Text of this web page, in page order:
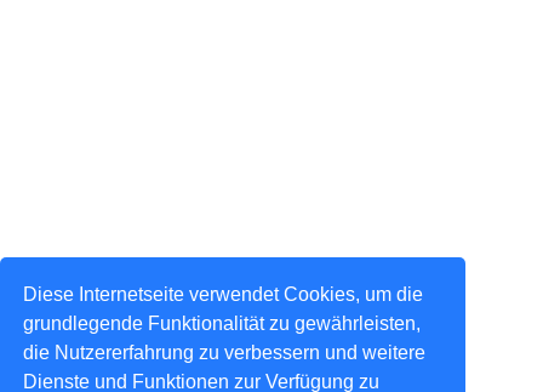
Diese Internetseite verwendet Cookies, um die
grundlegende Funktionalität zu gewährleisten,
die Nutzererfahrung zu verbessern und weitere
Dienste und Funktionen zur Verfügung zu